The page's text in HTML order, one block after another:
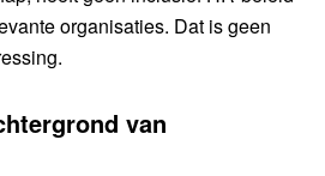
organisaties. Dat is geen
van